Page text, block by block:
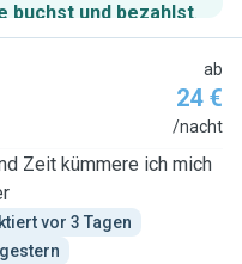
buchst und bezahlst.
ab
24 €
/nacht
Zeit kümmere ich mich
vor 3 Tagen